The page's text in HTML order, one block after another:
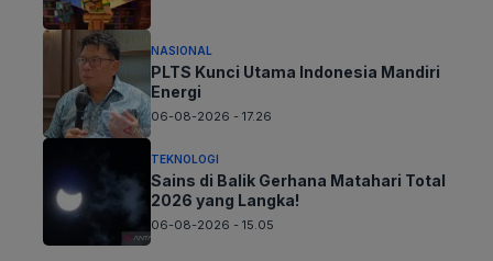
NASIONAL
PLTS Kunci Utama Indonesia Mandiri
Energi
06-08-2026 - 17.26
TEKNOLOGI
Sains di Balik Gerhana Matahari Total
2026 yang Langka!
06-08-2026 - 15.05